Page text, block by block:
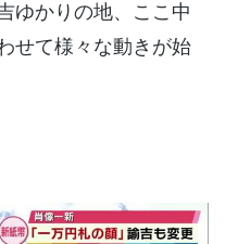
ゆかりの地、ここ中
せて様々な動きが始